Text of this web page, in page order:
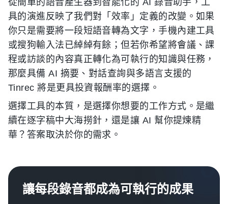
從簡單的語音產生器到智能化的 AI 錄音助手，工
具的演進反映了我們對「效率」定義的改變。如果
你只是需要將一段短語音轉為文字，手機內建工具
或搜狗輸入法已綽綽有餘；但若你希望將會議、課
程或訪談的內容真正轉化為可執行的知識與任務，
那麼具備 AI 摘要、對話查詢與多語言支援的
Tinrec 將是更具投資報酬率的選擇。
選擇工具的本質，是選擇你想要的工作方式。是繼
續在逐字稿中大海撈針，還是讓 AI 幫你提煉精
華？答案取決於你的需求。
讓每段錄音都成為可執行的成果